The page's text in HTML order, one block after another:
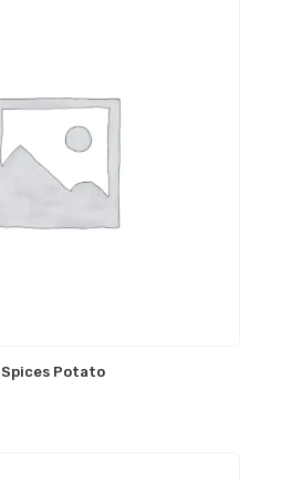
Spices Potato